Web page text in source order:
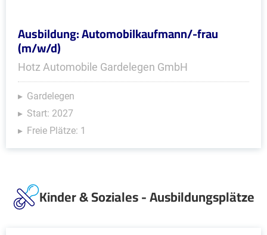
Ausbildung: Automobilkaufmann/-frau
(m/w/d)
Hotz Automobile Gardelegen GmbH
Gardelegen
Start: 2027
Freie Plätze: 1
Kinder & Soziales - Ausbildungsplätze